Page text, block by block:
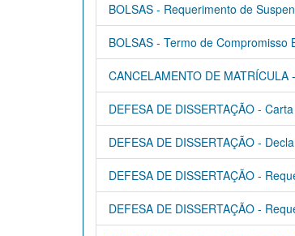
BOLSAS - Requerimento de
BOLSAS - Termo de Compromisso
CANCELAMENTO DE
DEFESA DE DISSERTAÇÃO -
DEFESA DE DISSERTAÇÃO -
DEFESA DE DISSERTAÇÃO -
DEFESA DE DISSERTAÇÃO -